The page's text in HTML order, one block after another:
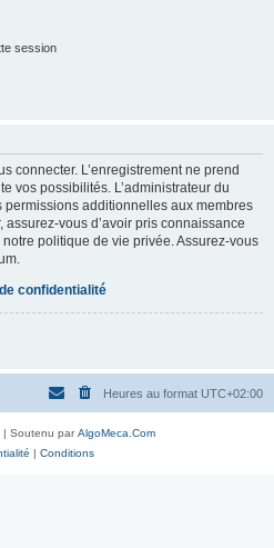
session
connecter. L’enregistrement ne prend
vos possibilités. L’administrateur du
additionnelles aux membres
vous d’avoir pris connaissance
politique de vie privée. Assurez-vous
confidentialité
Heures au format UTC+02:00
| Soutenu parAlgoMeca.Com
| Conditions